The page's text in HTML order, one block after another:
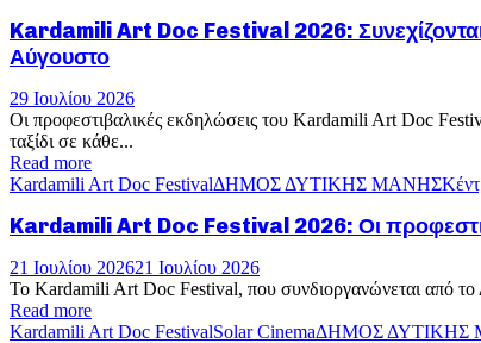
Kardamili Art Doc Festival 2026:
Αύγουστο
29 Ιουλίου 2026
Οι προφεστιβαλικές εκδηλώσεις του Kardamili Art Doc
ταξίδι σε κάθε...
Read more
Kardamili Art Doc FestivalΔΗΜΟΣ ΔΥΤΙΚΗΣ ΜΑΝΗΣ
Kardamili Art Doc Festival 2026: Οι
21 Ιουλίου 202621 Ιουλίου 2026
Το Kardamili Art Doc Festival, που συνδιοργανώνεται από το
Read more
Kardamili Art Doc FestivalSolar CinemaΔΗΜΟΣ ΔΥΤΙΚΗΣ